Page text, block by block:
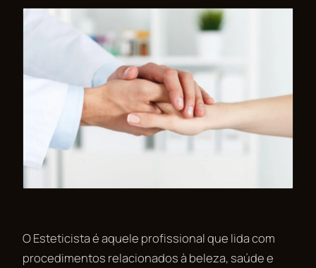
O Esteticista é aquele profissional que lida com
procedimentos relacionados à beleza, saúde e